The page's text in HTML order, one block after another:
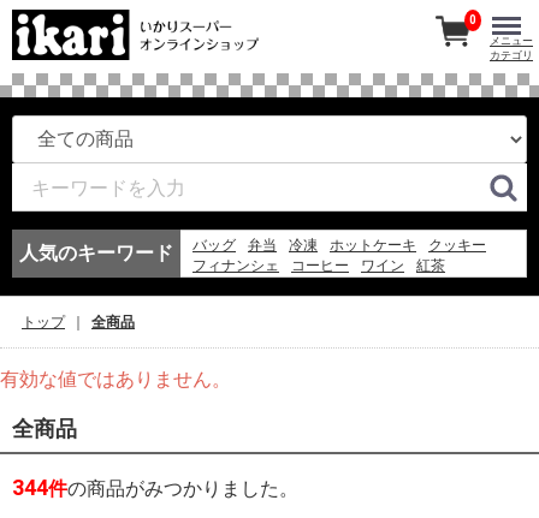
人気のキーワード バッグ 弁当 冷凍 ホットケーキ
クッキー
フィナンシェ
コーヒー ワイン
紅茶
0
メニュー
カテゴリ
トップ 全商品
有効な値ではありません。
全商品
344件の商品がみつかりました。